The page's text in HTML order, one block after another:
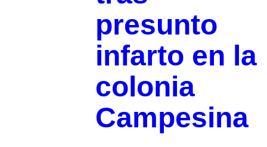
presunto
infarto en la
colonia
Campesina